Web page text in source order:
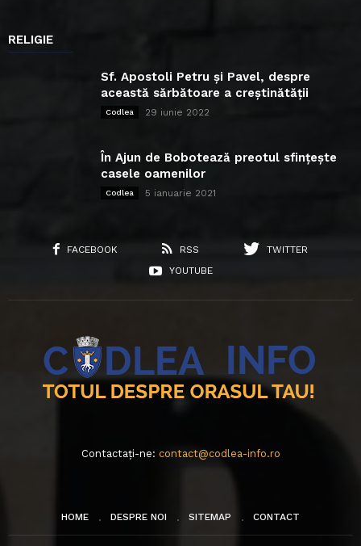
RELIGIE
Sf. Apostoli Petru și Pavel, despre
această sărbătoare a creștinătății
Codlea 29 iunie 2022
În Ajun de Bobotează preotul sfințește
casele oamenilor
Codlea 5 ianuarie 2021
FACEBOOK RSS
TWITTER
YOUTUBE
Contactați-ne: contact@codlea-info.ro
HOME DESPRE NOI SITEMAP CONTACT